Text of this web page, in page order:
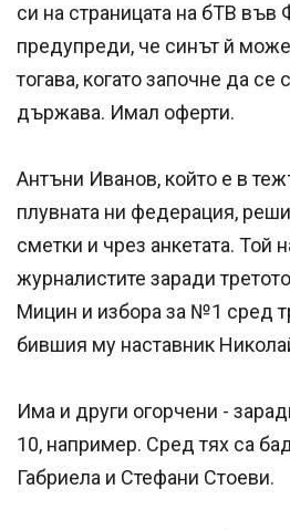
си на страницата на бТВ във
предупреди, че синът й
тогава, когато започне да се
държава. Имал оферти.
Антъни Иванов, който е в
плувната ни федерация,
сметки и чрез анкетата. Той
журналистите заради
Мицин и избора за №1 сред
бившия му наставник
Има и други огорчени -
10, например. Сред тях са
Габриела и Стефани Стоеви.